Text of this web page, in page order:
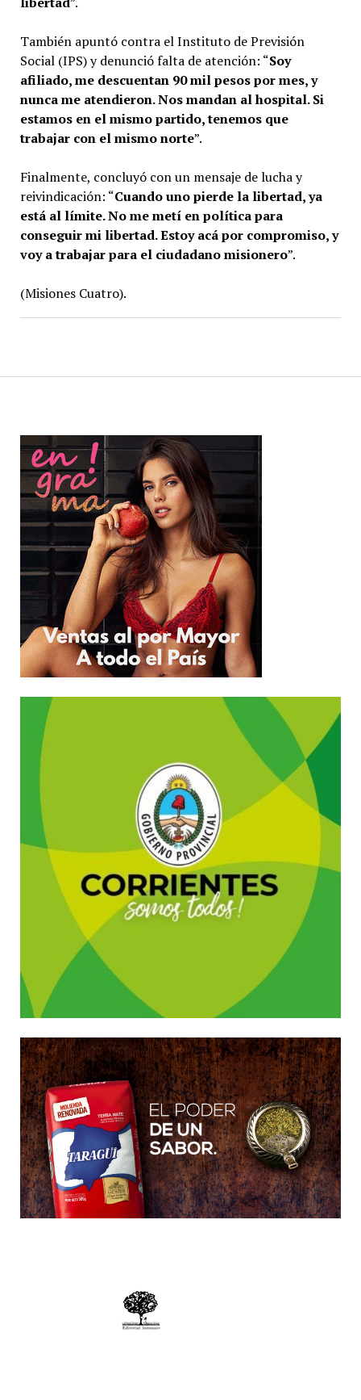
También apuntó contra el Instituto de Previsión
Social (IPS) y denunció falta de atención: “Soy
afiliado, me descuentan 90 mil pesos por mes, y
nunca me atendieron. Nos mandan al hospital. Si
estamos en el mismo partido, tenemos que
trabajar con el mismo norte”.
Finalmente, concluyó con un mensaje de lucha y
reivindicación: “Cuando uno pierde la libertad, ya
está al límite. No me metí en política para
conseguir mi libertad. Estoy acá por compromiso, y
voy a trabajar para el ciudadano misionero”.
(Misiones Cuatro).